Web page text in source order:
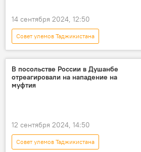
14 сентября 2024, 12:50
Совет улемов Таджикистана
Происшествия, ЧП, криминал
Новости Душанбе
Таджикистан
Религия
мусульманство
В посольстве России в Душанбе
отреагировали на нападение на
муфтия
12 сентября 2024, 14:50
Совет улемов Таджикистана